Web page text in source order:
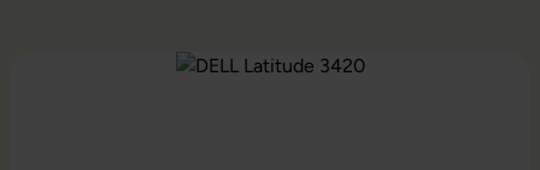
Ignorer la galerie d'images